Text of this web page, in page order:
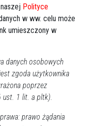
Hiszpanii, Szwajcarii,
– podsumowała
Regionalnej
Regionalna
Mazowsza.
Z FLAGĄ
Polityce
w ww. celu może
umieszczony w
danych osobowych
zgoda użytkownika
poprzez
ust. 1 lit. a pltk).
prawo żądania